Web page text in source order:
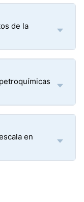
de la
en